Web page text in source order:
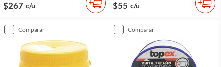
$267 c/u $55 c/u
comparar comparar